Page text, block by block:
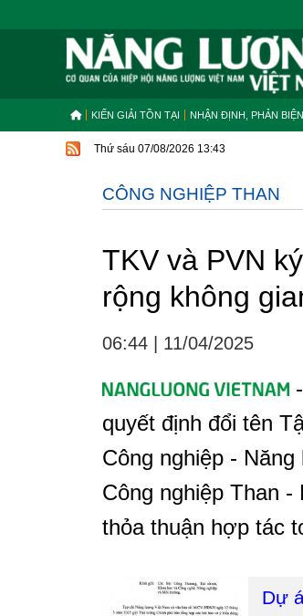
KIẾN GIẢI TỒN TẠI NHẬN ĐỊNH, PHẢN BIỆN
Thứ sáu 07/08/2026 13:43
CÔNG NGHIỆP THAN
TKV và PVN
rộng không
06:44 11/04/2025
quyết định đổi tên
Công nghiệp -
Công nghiệp Than
thỏa thuận hợp tác
Dự